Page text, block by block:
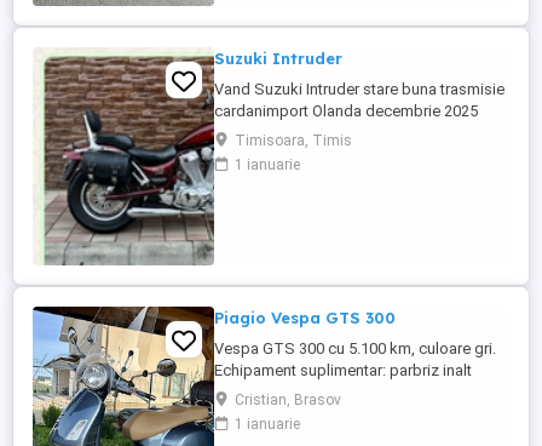
Suzuki Intruder
Vand Suzuki Intruder stare buna trasmisie
cardanimport Olanda decembrie 2025
inmatriculat RO IN FEBRUARIE Nu raspund
la mesaje.Schimb cu ATV plus sau minus
diferenta
Timisoara, Timis
1 ianuarie
Piagio Vespa GTS 300
Vespa GTS 300 cu 5.100 km, culoare gri.
Echipament suplimentar: parbriz inalt
Faco (montat 2026), geanta portbagaj
Classic; prelungitor scarite pasager;
suspensie fata Bitubo si frane fata spate
Cristian, Brasov
1 ianuarie